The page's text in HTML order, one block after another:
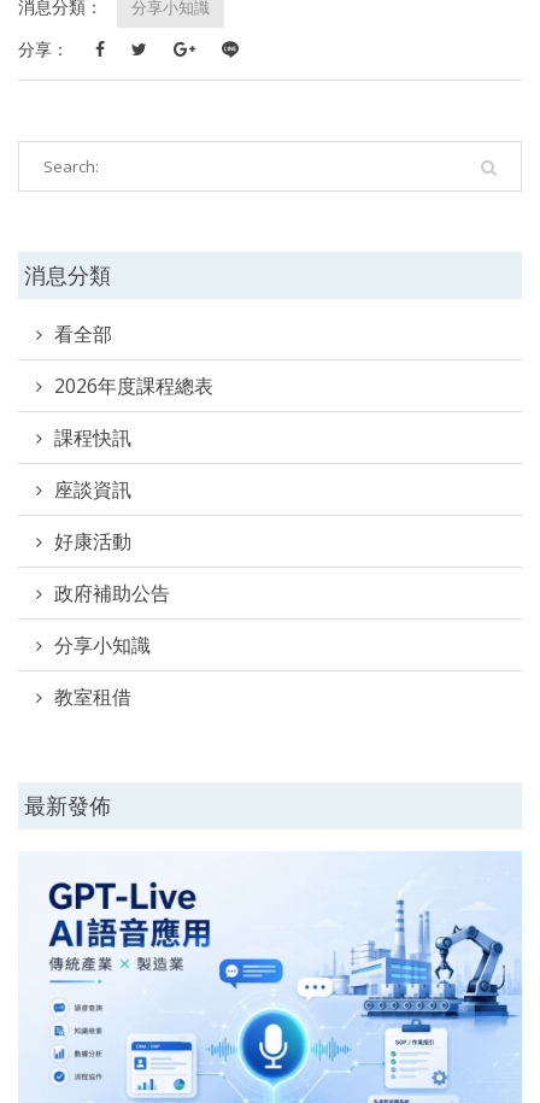
消息分類： 分享小知識
分享：
消息分類
看全部
2026年度課程總表
課程快訊
座談資訊
好康活動
政府補助公告
分享小知識
教室租借
最新發佈